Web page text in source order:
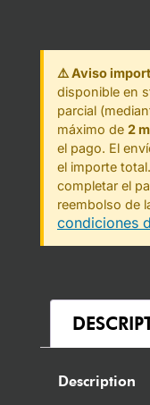
⚠️ Aviso
disponible en
parcial
máximo de 2
el pago. El
el importe
completar el
reembolso de
condiciones
Description